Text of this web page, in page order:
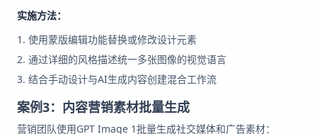
实施方法：
使用蒙版编辑功能替换或修改设计元素
通过详细的风格描述统一多张图像的视觉语言
结合手动设计与AI生成内容创建混合工作流
案例3：内容营销素材批量生成
营销团队使用GPT Image 1批量生成社交媒体和广告素材：